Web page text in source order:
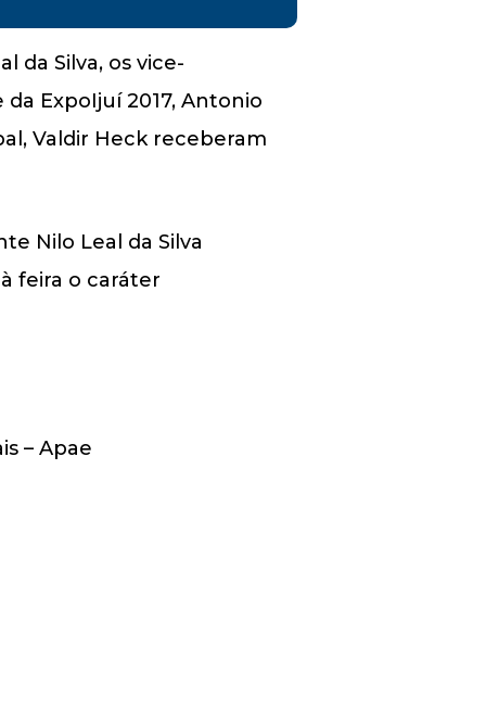
da Silva, os vice-
ExpoIjuí 2017, Antonio
Valdir Heck receberam
Nilo Leal da Silva
feira o caráter
– Apae